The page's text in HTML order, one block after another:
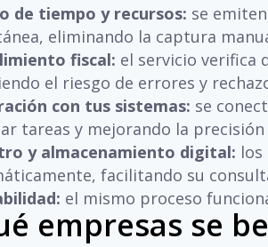
de tiempo y recursos: se
eliminando la captura
fiscal: el servicio verifica
el riesgo de errores y
con tus sistemas: se
tareas y mejorando la precisión
y almacenamiento digital:
facilitando su
el mismo proceso
empresas se